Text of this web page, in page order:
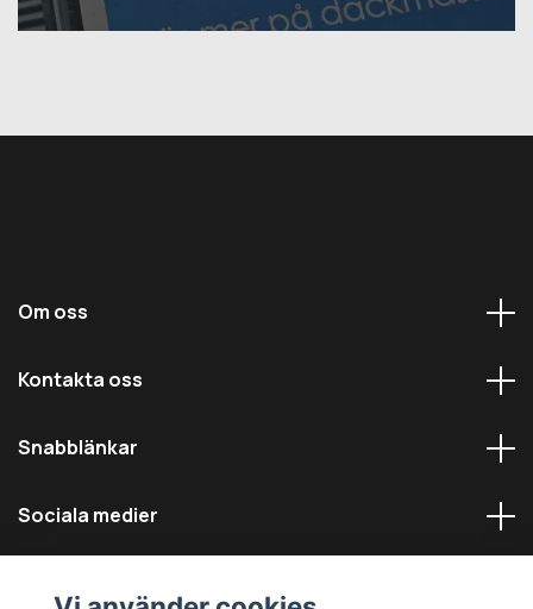
Om oss
Kontakta oss
Snabblänkar
Sociala medier